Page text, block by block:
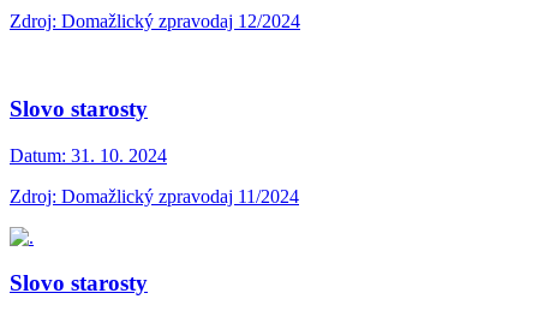
Zdroj: Domažlický zpravodaj 12/2024
Slovo starosty
Datum: 31. 10. 2024
Zdroj: Domažlický zpravodaj 11/2024
Slovo starosty